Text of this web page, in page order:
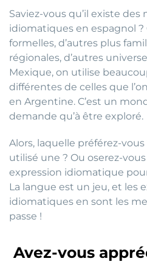
Saviez-vous qu’il existe des
idiomatiques en espagnol
formelles, d’autres plus
régionales, d’autres
Mexique, on utilise
différentes de celles que
en Argentine. C’est un
demande qu’à être exploré.
Alors, laquelle préférez-
utilisé une ? Ou oserez-
expression idiomatique
La langue est un jeu, et les
idiomatiques en sont les
passe !
Avez-vous